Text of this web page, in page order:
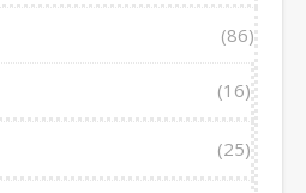
(86)
(16)
(25)